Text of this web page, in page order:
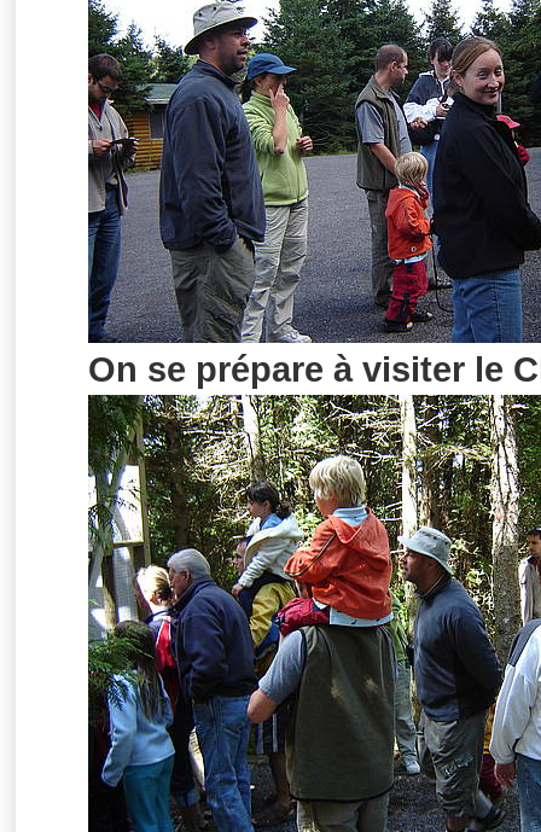
On se prépare à visiter le